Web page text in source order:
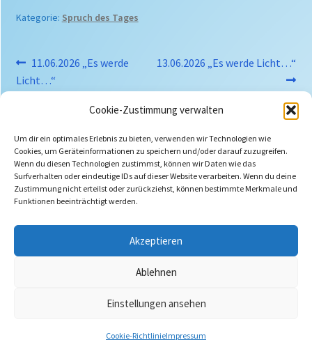
Cookie-Zustimmung verwalten
Um dir ein optimales Erlebnis zu bieten, verwenden wir Technologien wie
Cookies, um Geräteinformationen zu speichern und/oder darauf zuzugreifen.
Wenn du diesen Technologien zustimmst, können wir Daten wie das
Surfverhalten oder eindeutige IDs auf dieser Website verarbeiten. Wenn du deine
Zustimmung nicht erteilst oder zurückziehst, können bestimmte Merkmale und
Funktionen beeinträchtigt werden.
Akzeptieren
Ablehnen
Einstellungen ansehen
Cookie-RichtlinieImpressum
Kategorie: Spruch des Tages
Beitragsnavigation
Vorheriger
Beitrag:
11.06.2026 „Es werde
Licht…“
Nächster
13.06.2026 „Es werde Licht…“
Suchen
nach: